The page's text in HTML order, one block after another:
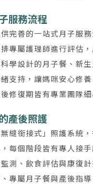
服務流程
完善的一站式月子服
專屬護理師進行評估
學設計的月子餐、新
支持，讓媽咪安心修
修復期皆有專業團隊細
產後照護
縫銜接式」照護系統
每個階段皆有專人接
測、飲食評估與康復
專屬月子餐與產後指